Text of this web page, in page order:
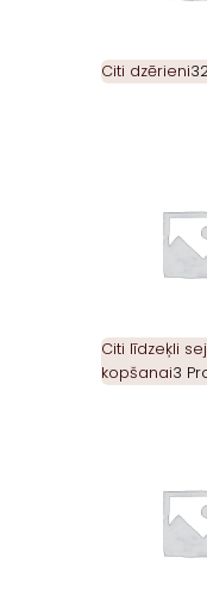
Citi dzērieni
Citi līdzeķli
kopšanai3